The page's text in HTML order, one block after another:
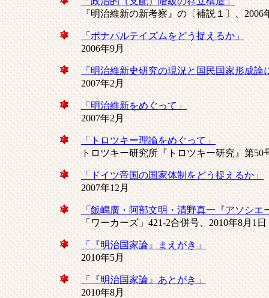
『明治維新の新考察』の〔補説１〕、2006
「ボナパルテイズムをどう捉えるか」
2006年9月
「明治維新史研究の現況と国民国家形成論
2007年2月
「明治維新をめぐって」
2007年2月
「トロツキー理論をめぐって」
トロツキー研究所『トロツキー研究』第
「ドイツ帝国の国家体制をどう捉えるか」
2007年12月
「飯嶋廣・阿部文明・清野真一『アソシ
「ワーカーズ」421-2合併号、2010年8月1日
「『明治国家論』まえがき」
2010年5月
「『明治国家論』あとがき」
2010年8月